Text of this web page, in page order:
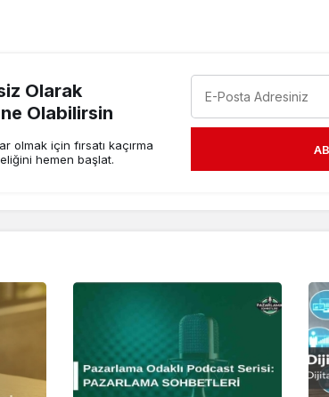
Olarak
Olabilirsin
olmak için fırsatı kaçırma
hemen başlat.